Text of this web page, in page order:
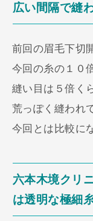
広い間隔で縫
前回の眉毛下切
今回の糸の１０
縫い目は５倍く
荒っぽく縫われ
今回とは比較に
六本木境クリ
は透明な極細